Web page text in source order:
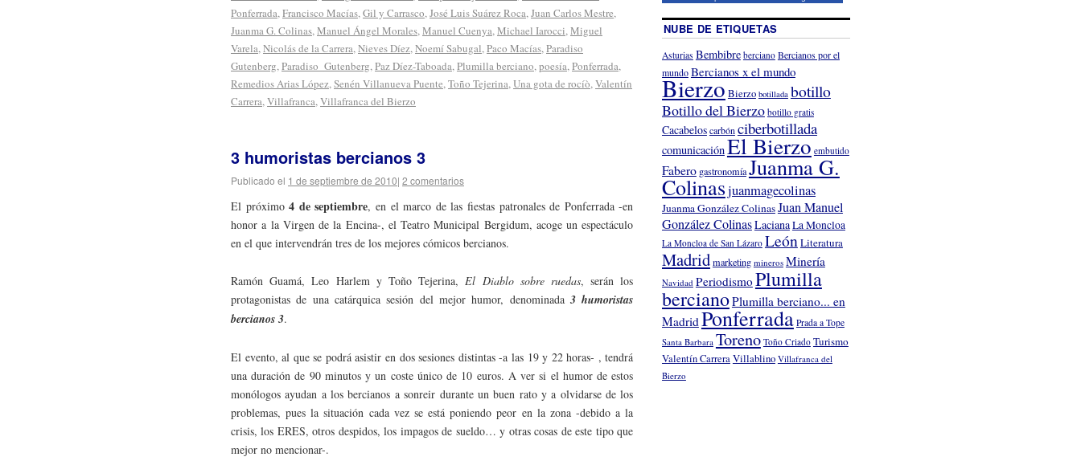
Ponferrada,Francisco Macías,Gil y Carrasco,José Luis Suárez Roca,Juan Carlos Mestre,
Juanma G. Colinas,Manuel Ángel Morales,Manuel Cuenya,Michael Iarocci,Miguel
Varela,Nicolás de la Carrera,Nieves Díez,Noemí Sabugal,Paco Macías,Paradiso
Gutenberg,Paradiso_Gutenberg,Paz Díez-Taboada,Plumilla berciano,poesía,Ponferrada,
Remedios Arias López,Senén Villanueva Puente,Toño Tejerina,Una gota de rocíò,Valentín
Carrera,Villafranca,Villafranca del Bierzo
3 humoristas bercianos 3
Publicado el 1 de septiembre de 2010| 2 comentarios
El próximo4 de septiembre, en el marco de las fiestas patronales de Ponferrada -en
honor a la Virgen de la Encina-, el Teatro Municipal Bergidum, acoge un espectáculo
en el que intervendrán tres de los mejores cómicos bercianos.
Ramón Guamá, Leo Harlem y Toño Tejerina,El Diablo sobre ruedas, serán los
protagonistas de una catárquica sesión del mejor humor, denominada3 humoristas
bercianos 3.
El evento, al que se podrá asistir en dos sesiones distintas -a las 19 y 22 horas- , tendrá
una duración de 90 minutos y un coste único de 10 euros. A ver si el humor de estos
monólogos ayudan a los bercianos a sonreir durante un buen rato y a olvidarse de los
problemas, pues la situación cada vez se está poniendo peor en la zona -debido a la
crisis, los ERES, otros despidos, los impagos de sueldo… y otras cosas de este tipo que
mejor no mencionar-.
NUBE DE ETIQUETAS
Asturias Bembibre berciano Bercianos por el
mundoBercianos x el mundo
BierzoBierzo botillada botillo
Botillo del Bierzo botillo gratis
Cacabeloscarbón ciberbotillada
comunicaciónEl Bierzo embutido
Fabero gastronomíaJuanma G.
Colinasjuanmagecolinas
Juanma González ColinasJuan Manuel
González ColinasLacianaLa Moncloa
La Moncloa de San Lázaro LeónLiteratura
Madridmarketing mineros Minería
Navidad PeriodismoPlumilla
bercianoPlumilla berciano... en
MadridPonferrada Prada a Tope
Santa Barbara Toreno Toño Criado Turismo
Valentín CarreraVillablino Villafranca del
Bierzo